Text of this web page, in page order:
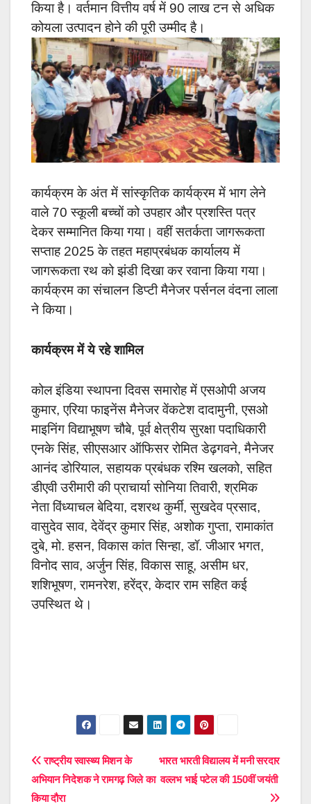
किया है। वर्तमान वित्तीय वर्ष में 90 लाख टन से अधिक
कोयला उत्पादन होने की पूरी उम्मीद है।
कार्यक्रम के अंत में सांस्कृतिक कार्यक्रम में भाग लेने
वाले 70 स्कूली बच्चों को उपहार और प्रशस्ति पत्र
देकर सम्मानित किया गया। वहीं सतर्कता जागरूकता
सप्ताह 2025 के तहत महाप्रबंधक कार्यालय में
जागरूकता रथ को झंडी दिखा कर रवाना किया गया।
कार्यक्रम का संचालन डिप्टी मैनेजर पर्सनल वंदना लाला
ने किया।
कार्यक्रम में ये रहे शामिल
कोल इंडिया स्थापना दिवस समारोह में एसओपी अजय
कुमार, एरिया फाइनेंस मैनेजर वेंकटेश दादामुनी, एसओ
माइनिंग विद्याभूषण चौबे, पूर्व क्षेत्रीय सुरक्षा पदाधिकारी
एनके सिंह, सीएसआर ऑफिसर रोमित डेढ़गवने, मैनेजर
आनंद डोरियाल, सहायक प्रबंधक रश्मि खलको, सहित
डीएवी उरीमारी की प्राचार्या सोनिया तिवारी, श्रमिक
नेताविंध्याचल बेदिया, दशरथ कुर्मी, सुखदेव प्रसाद,
वासुदेव साव, देवेंद्र कुमार सिंह, अशोक गुप्ता, रामाकांत
दुबे, मो. हसन, विकास कांत सिन्हा, डॉ. जीआर भगत,
विनोद साव, अर्जुन सिंह, विकास साहू, असीम धर,
शशिभूषण, रामनरेश, हरेंद्र, केदार राम सहित कई
उपस्थित थे।
Post
navigation
भारत भारती विद्यालय में मनी सरदार
वल्लभ भाई पटेल की 150वीं जयंती
राष्ट्रीय स्वास्थ्य मिशन के
अभियान निदेशक ने रामगढ़ जिले का
किया दौरा